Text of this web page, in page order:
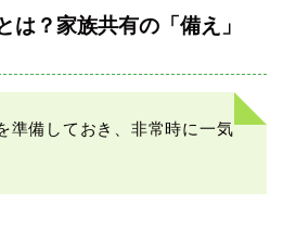
は？家族共有の「備え」
準備しておき、非常時に一気